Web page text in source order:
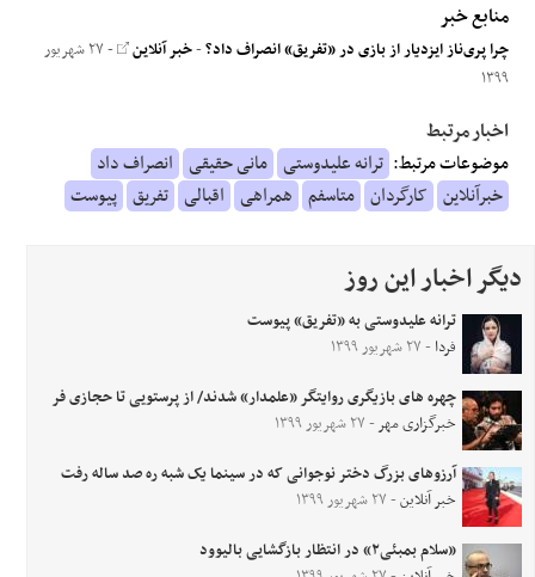
منابع خبر
چرا پری‌ناز ایزدیار از بازی در «تفریق» انصراف داد؟-خبر آنلاین
- ۲۷ شهریور
۱۳۹۹
اخبار مرتبط
موضوعات مرتبط: ترانه علیدوستی مانی حقیقی انصراف داد
خبرآنلاین کارگردان متاسفم همراهی اقبالی تفریق پیوست
دیگر اخبار این روز
ترانه علیدوستی به «تفریق» پیوست
فردا - ۲۷ شهریور ۱۳۹۹
چهره های بازیگری روایتگر «علمدار» شدند/ از پرستویی تا حجازی فر
خبرگزاری مهر- ۲۷ شهریور ۱۳۹۹
آرزوهای بزرگ دختر نوجوانی که در سینما یک شبه ره صد ساله رفت
خبر آنلاین- ۲۷ شهریور ۱۳۹۹
«سلام بمبئی۲» در انتظار بازگشایی بالیوود